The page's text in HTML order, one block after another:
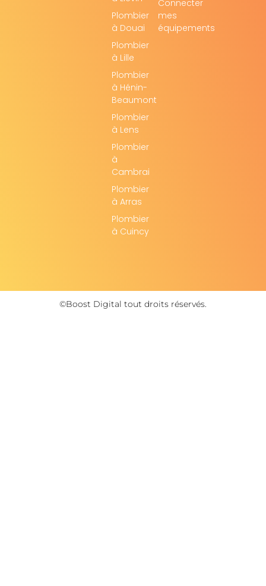
Connecter
mes
équipements
Plombier
à Douai
Plombier
à Lille
Plombier
à Hénin-
Beaumont
Plombier
à Lens
Plombier
à
Cambrai
Plombier
à Arras
Plombier
à Cuincy
©Boost Digital tout droits réservés.